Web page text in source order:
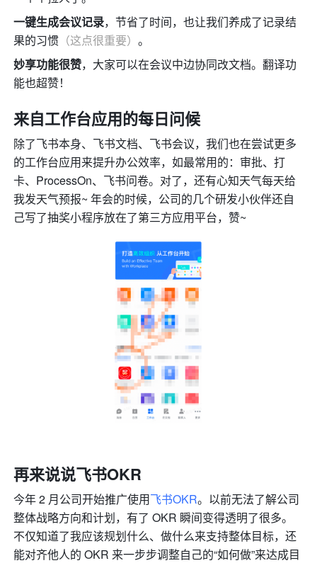
一键生成会议记录，节省了时间，也让我们养成了记录结
果的习惯 （这点很重要）。
妙享功能很赞，大家可以在会议中边协同改文档。翻译功
能也超赞！
来自工作台应用的每日问候
除了飞书本身、飞书文档、飞书会议，我们也在尝试更多
的工作台应用来提升办公效率，如最常用的：审批、打
卡、ProcessOn、飞书问卷。对了，还有心知天气每天给
我发天气预报~ 年会的时候，公司的几个研发小伙伴还自
己写了抽奖小程序放在了第三方应用平台，赞~
再来说说飞书OKR
今年 2 月公司开始推广使用飞书OKR。以前无法了解公司
整体战略方向和计划，有了 OKR 瞬间变得透明了很多。
不仅知道了我应该规划什么、做什么来支持整体目标，还
能对齐他人的 OKR 来一步步调整自己的“如何做”来达成目